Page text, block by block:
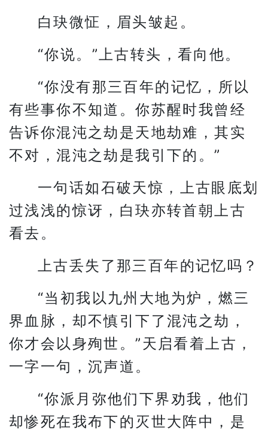
白玦微怔，眉头皱起。
“你说。”上古转头，看向他。
“你没有那三百年的记忆，所以
有些事你不知道。你苏醒时我曾经
告诉你混沌之劫是天地劫难，其实
不对，混沌之劫是我引下的。”
一句话如石破天惊，上古眼底划
过浅浅的惊讶，白玦亦转首朝上古
看去。
上古丢失了那三百年的记忆吗？
“当初我以九州大地为炉，燃三
界血脉，却不慎引下了混沌之劫，
你才会以身殉世。”天启看着上古，
一字一句，沉声道。
“你派月弥他们下界劝我，他们
却惨死在我布下的灭世大阵中，是